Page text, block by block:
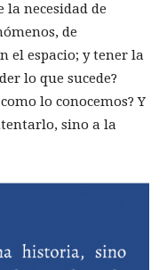
la necesidad de
de
el espacio; y tener la
lo que sucede?
lo conocemos? Y
sino a la